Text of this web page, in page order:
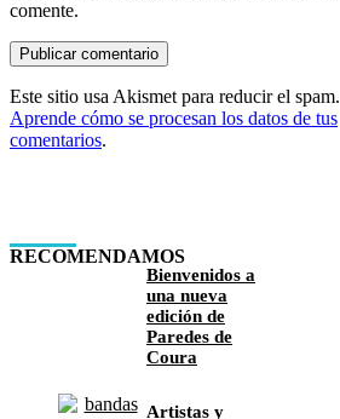
comente.
Este sitio usa Akismet para reducir el spam.
Aprende cómo se procesan los datos de tus
comentarios.
RECOMENDAMOS
Bienvenidos a
una nueva
edición de
Paredes de
Coura
Artistas y